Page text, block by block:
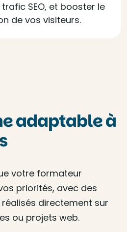
SEO, et booster le
de vos visiteurs.
adaptable à
votre formateur
priorités, avec des
directement sur
ou projets web.